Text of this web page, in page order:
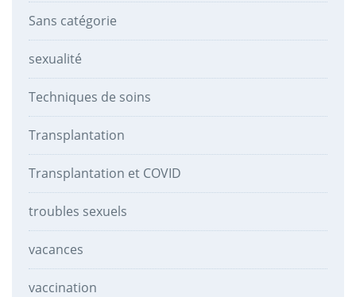
Sans catégorie
sexualité
Techniques de soins
Transplantation
Transplantation et COVID
troubles sexuels
vacances
vaccination